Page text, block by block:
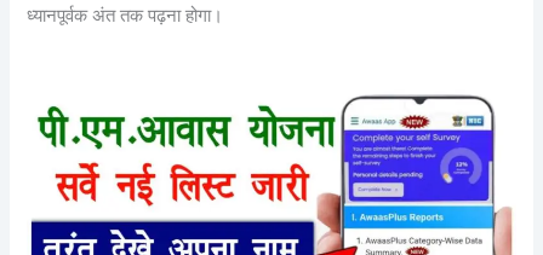
ध्यानपूर्वक अंत तक पढ़ना होगा।